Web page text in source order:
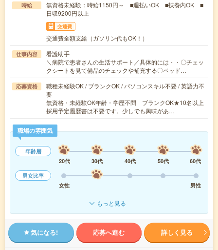
時給
無資格未経験：時給1150円～ ■週払いOK ■扶養内OK ■
日収9200円以上
交通費
交通費全額支給（ガソリン代もOK！）
仕事内容
看護助手
＼病院で患者さんの生活サポート／具体的には・・〇チェッ
クシートを見て備品のチェックや補充する〇ベッド…
応募資格
職種未経験OK / ブランクOK / パソコンスキル不要 / 英語力不
要
無資格・未経験OK年齢・学歴不問 ブランクOK★10名以上
採用予定履歴書は不要です。少しでも興味があ…
職場の雰囲気
年齢層
20代
30代 40代 50代
60代
男女比率
女性
男性
もっと見る
気になる! 応募へ進む 詳しく見る